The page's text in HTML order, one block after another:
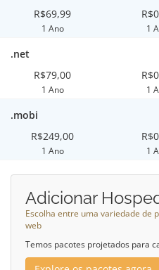
R$69,99
1 Ano 1
.net
R$79,00
1 Ano 1
.mobi
R$249,00
1 Ano 1
Adicionar
Escolha entre uma variedade de
web
Temos pacotes projetados para